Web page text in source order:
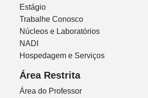
Estágio
Trabalhe Conosco
Núcleos e Laboratórios
NADI
Hospedagem e Serviços
Área Restrita
Área do Professor